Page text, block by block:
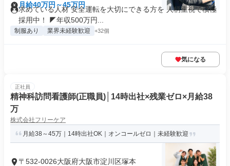
月給40万円～45万円
求めている人材 安全運転を大切にできる方を 人柄重視で積極
採用中！ ◤年収500万円...
制服あり 業界未経験歓迎 +32個
気になる
正社員
精神科訪問看護師(正職員)│14時出社×残業ゼロ×月給38
万
株式会社フリーケア
月給38～45万｜14時出社OK｜オンコールゼロ｜未経験歓迎
〒532-0026大阪府大阪市淀川区塚本